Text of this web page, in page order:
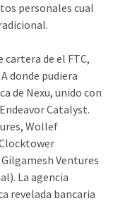
personales cual
de el FTC,
donde pudiera
de Nexu, unido con
Catalyst.
Wollef
Ventures
La agencia
revelada bancaria